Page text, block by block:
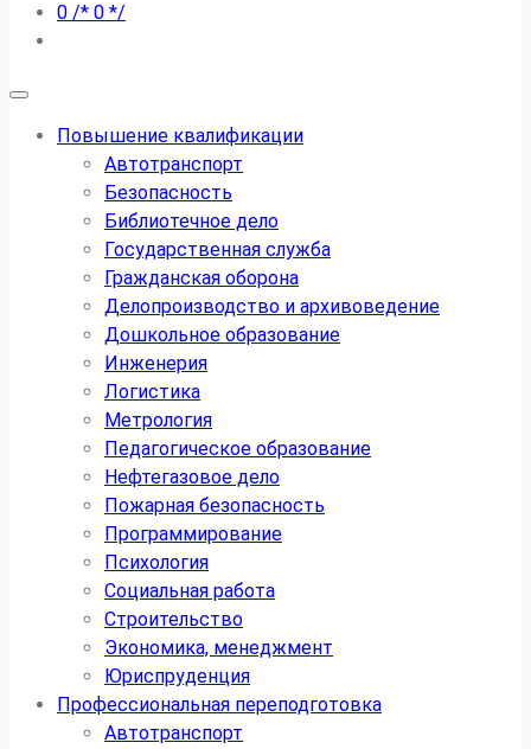
0 /* 0 */
Повышение квалификации
Автотранспорт
Безопасность
Библиотечное дело
Государственная служба
Гражданская оборона
Делопроизводство и архивоведение
Дошкольное образование
Инженерия
Логистика
Метрология
Педагогическое образование
Нефтегазовое дело
Пожарная безопасность
Программирование
Психология
Социальная работа
Строительство
Экономика, менеджмент
Юриспруденция
Профессиональная переподготовка
Автотранспорт